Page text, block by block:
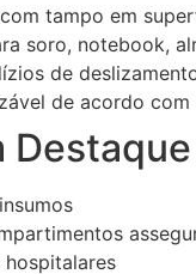
tampo em
soro, notebook,
de
de acordo com
Destaque
hospitalares